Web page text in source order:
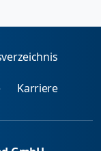
Karriere